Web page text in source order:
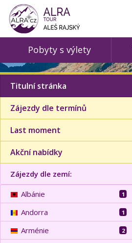
Pobyty s výlety
Titulní stránka
Zájezdy dle termínů
Last moment
Akční nabídky
Zájezdy dle zemí:
Albánie 1
Andorra 1
Arménie 2